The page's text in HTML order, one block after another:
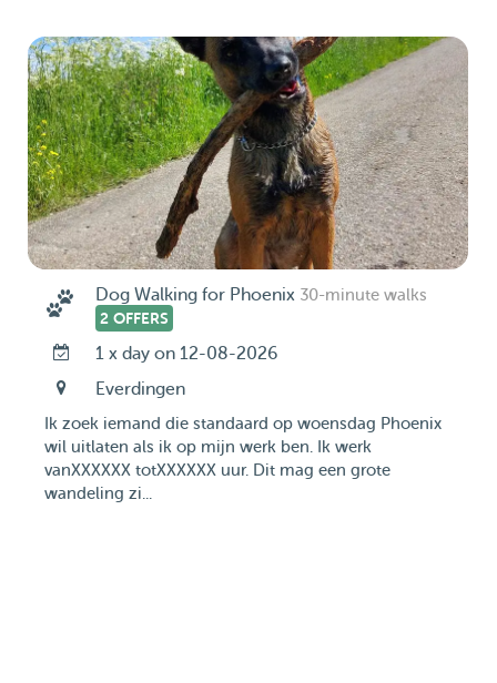
Dog Walking for Phoenix 30-minute walks
2 OFFERS
1 x day on 12-08-2026
Everdingen
Ik zoek iemand die standaard op woensdag Phoenix
wil uitlaten als ik op mijn werk ben. Ik werk
vanXXXXXX totXXXXXX uur. Dit mag een grote
wandeling zi...